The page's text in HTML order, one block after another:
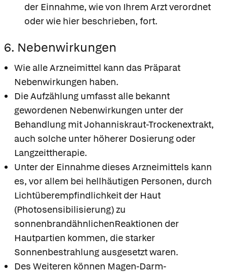
der Einnahme, wie von Ihrem Arzt verordnet
oder wie hier beschrieben, fort.
6. Nebenwirkungen
Wie alle Arzneimittel kann das Präparat
Nebenwirkungen haben.
Die Aufzählung umfasst alle bekannt
gewordenen Nebenwirkungen unter der
Behandlung mit Johanniskraut-Trockenextrakt,
auch solche unter höherer Dosierung oder
Langzeittherapie.
Unter der Einnahme dieses Arzneimittels kann
es, vor allem bei hellhäutigen Personen, durch
Lichtüberempfindlichkeit der Haut
(Photosensibilisierung) zu
sonnenbrandähnlichenReaktionen der
Hautpartien kommen, die starker
Sonnenbestrahlung ausgesetzt waren.
Des Weiteren können Magen-Darm-